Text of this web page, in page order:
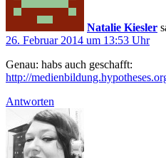
Natalie Kiesler
26. Februar 2014 um 13:53 Uhr
Genau: habs auch geschafft:
http://
Antworten